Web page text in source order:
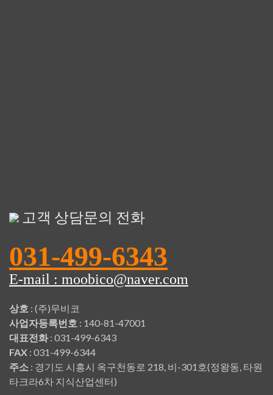
고객 상담문의 전화
031-499-6343
E-mail : moobico@naver.com
상호 : (주)무비코
사업자등록번호 : 140-81-47001
대표전화: 031-499-6343
FAX : 031-499-6344
주소 : 경기도 시흥시 옥구천동로 218, 비-301호(정왕동, 타원
타크라6차 지식산업센터)